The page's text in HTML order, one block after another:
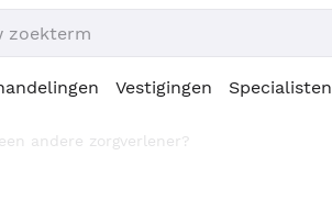
Vestigingen Specialisten
andere zorgverlener?